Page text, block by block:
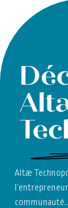
Altæ
communauté…